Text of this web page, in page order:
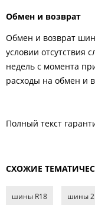
Обмен и возврат
Обмен и возврат
условии отсутствия
недель с момента
расходы на обмен и
Полный текст
СХОЖИЕ
шины R18 шины